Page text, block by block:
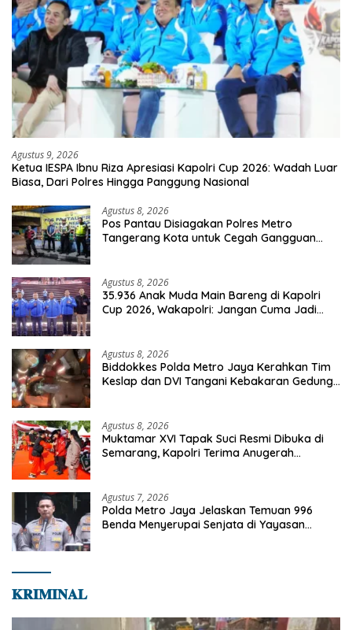
Agustus 9, 2026
Ketua IESPA Ibnu Riza Apresiasi Kapolri Cup 2026: Wadah Luar
Biasa, Dari Polres Hingga Panggung Nasional
Agustus 8, 2026
Pos Pantau Disiagakan Polres Metro
Tangerang Kota untuk Cegah Gangguan
Agustus 8, 2026
35.936 Anak Muda Main Bareng di Kapolri
Cup 2026, Wakapolri: Jangan Cuma Jadi
Agustus 8, 2026
Biddokkes Polda Metro Jaya Kerahkan Tim
Keslap dan DVI Tangani Kebakaran Gedung
Agustus 8, 2026
Muktamar XVI Tapak Suci Resmi Dibuka di
Semarang, Kapolri Terima Anugerah
Agustus 7, 2026
Polda Metro Jaya Jelaskan Temuan 996
Benda Menyerupai Senjata di Yayasan
𝐊𝐑𝐈𝐌𝐈𝐍𝐀𝐋